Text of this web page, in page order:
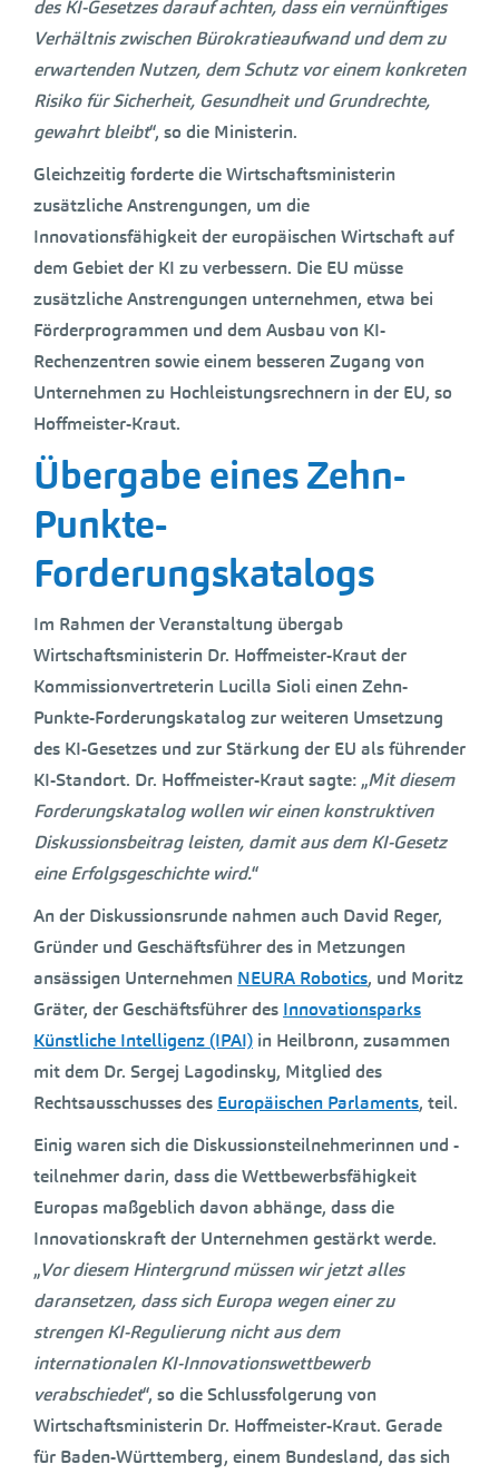
des KI-Gesetzes darauf achten, dass ein vernünftiges
Verhältnis zwischen Bürokratieaufwand und dem zu
erwartenden Nutzen, dem Schutz vor einem konkreten
Risiko für Sicherheit, Gesundheit und Grundrechte,
gewahrt bleibt“, so die Ministerin.
Gleichzeitig forderte die Wirtschaftsministerin
zusätzliche Anstrengungen, um die
Innovationsfähigkeit der europäischen Wirtschaft auf
dem Gebiet der KI zu verbessern. Die EU müsse
zusätzliche Anstrengungen unternehmen, etwa bei
Förderprogrammen und dem Ausbau von KI-
Rechenzentren sowie einem besseren Zugang von
Unternehmen zu Hochleistungsrechnern in der EU, so
Hoffmeister-Kraut.
Übergabe eines Zehn-
Punkte-
Forderungskatalogs
Im Rahmen der Veranstaltung übergab
Wirtschaftsministerin Dr. Hoffmeister-Kraut der
Kommissionvertreterin Lucilla Sioli einen Zehn-
Punkte-Forderungskatalog zur weiteren Umsetzung
des KI-Gesetzes und zur Stärkung der EU als führender
KI-Standort. Dr. Hoffmeister-Kraut sagte: „Mit diesem
Forderungskatalog wollen wir einen konstruktiven
Diskussionsbeitrag leisten, damit aus dem KI-Gesetz
eine Erfolgsgeschichte wird.“
An der Diskussionsrunde nahmen auch David Reger,
Gründer und Geschäftsführer des in Metzungen
ansässigen Unternehmen NEURA Robotics, und Moritz
Gräter, der Geschäftsführer des Innovationsparks
Künstliche Intelligenz (IPAI) in Heilbronn, zusammen
mit dem Dr. Sergej Lagodinsky, Mitglied des
Rechtsausschusses des Europäischen Parlaments, teil.
Einig waren sich die Diskussionsteilnehmerinnen und -
teilnehmer darin, dass die Wettbewerbsfähigkeit
Europas maßgeblich davon abhänge, dass die
Innovationskraft der Unternehmen gestärkt werde.
„Vor diesem Hintergrund müssen wir jetzt alles
daransetzen, dass sich Europa wegen einer zu
strengen KI-Regulierung nicht aus dem
internationalen KI-Innovationswettbewerb
verabschiedet“, so die Schlussfolgerung von
Wirtschaftsministerin Dr. Hoffmeister-Kraut. Gerade
für Baden-Württemberg, einem Bundesland, das sich